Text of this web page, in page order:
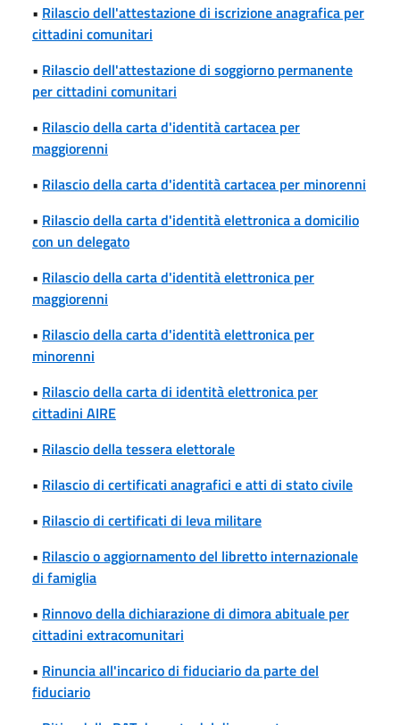
• Rilascio dell'attestazione di iscrizione anagrafica per
cittadini comunitari
• Rilascio dell'attestazione di soggiorno permanente
per cittadini comunitari
• Rilascio della carta d'identità cartacea per
maggiorenni
• Rilascio della carta d'identità cartacea per minorenni
• Rilascio della carta d'identità elettronica a domicilio
con un delegato
• Rilascio della carta d'identità elettronica per
maggiorenni
• Rilascio della carta d'identità elettronica per
minorenni
• Rilascio della carta di identità elettronica per
cittadini AIRE
• Rilascio della tessera elettorale
• Rilascio di certificati anagrafici e atti di stato civile
• Rilascio di certificati di leva militare
• Rilascio o aggiornamento del libretto internazionale
di famiglia
• Rinnovo della dichiarazione di dimora abituale per
cittadini extracomunitari
• Rinuncia all'incarico di fiduciario da parte del
fiduciario